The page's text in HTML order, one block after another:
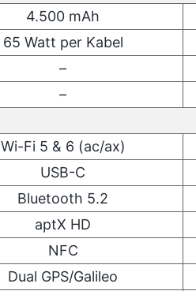
4.500 mAh
65 Watt per Kabel
–
–
Wi-Fi 5 & 6 (ac/ax)
USB-C
Bluetooth 5.2
aptX HD
NFC
Dual GPS/Galileo